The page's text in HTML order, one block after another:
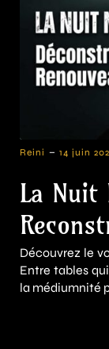
Reini - 14 juin
La Nuit
Découvrez le
Entre tables
la médiumnité